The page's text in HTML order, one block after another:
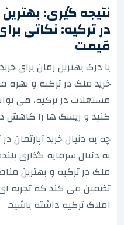
نتیجه گیری:
در ترکیه: نکاتی
قیمت
با درک بهترین زمان برای
خرید ملک در ترکیه و بهره
مستغلات در ترکیه، می
کنید و ریسک ها را کاهش
چه به دنبال خرید آپارتمان
به دنبال سرمایه گذاری
ملک در ترکیه و بهترین
تضمین می کند که تجربه
املاک ترکیه داشته باشید.